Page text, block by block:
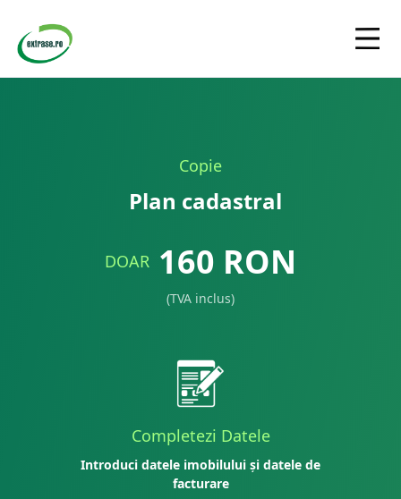
Copie
Plan cadastral
DOAR 160 RON
(TVA inclus)
Completezi Datele
Introduci datele imobilului și datele de
facturare